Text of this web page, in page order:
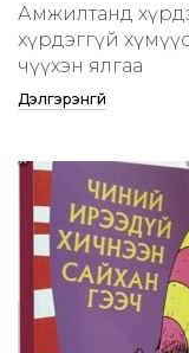
Амжилтанд
хүрдэггүй
өчүүхэн ялгаа
Дэлгэрэнгүй